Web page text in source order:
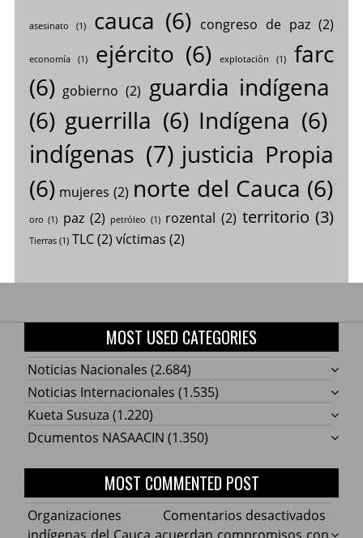
asesinato (1) cauca (6) congreso de paz(2)
economía(1) ejército (6) explotación (1)
farc
(6) gobierno (2) guardia indígena
(6) guerrilla (6) Indígena (6)
indígenas (7) justicia Propia
(6) mujeres (2) norte del Cauca (6)
oro (1) paz (2) petróleo (1) rozental (2) territorio (3)
Tierras(1) TLC(2) víctimas (2)
MOST USED CATEGORIES
Noticias Nacionales (2.684)
Noticias Internacionales (1.535)
Kueta Susuza (1.220)
Dcumentos NASAACIN (1.350)
MOST COMMENTED POST
Comentarios desactivados
Organizaciones
indígenas del Cauca acuerdan compromisos con